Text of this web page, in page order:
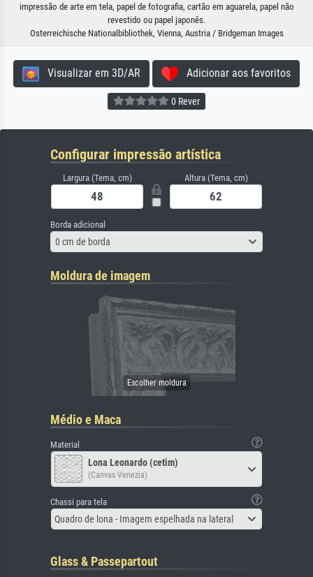
impressão de arte em tela, papel de fotografia, cartão em aguarela, papel não
revestido ou papel japonês.
Osterreichische Nationalbibliothek, Vienna, Austria / Bridgeman Images
Visualizar em 3D/AR Adicionar aos favoritos
0 Rever
Configurar impressão artística
Largura (Tema, cm) Altura (Tema, cm)
Borda adicional
0 cm de borda
Moldura de imagem
Médio e Maca
Material
Lona Leonardo (cetim)
(Canvas Venezia)
Chassi para tela
Quadro de lona - Imagem espelhada na lateral
Glass & Passepartout